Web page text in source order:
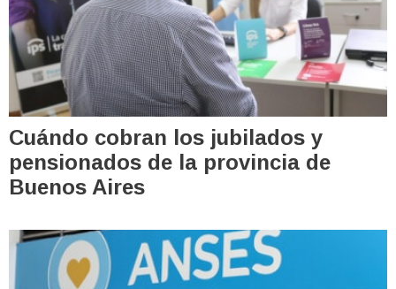
Cuándo cobran los jubilados y
pensionados de la provincia de
Buenos Aires